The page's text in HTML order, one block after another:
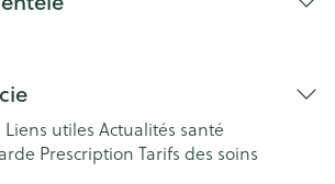
Liens utiles Actualités santé
Prescription Tarifs des soins